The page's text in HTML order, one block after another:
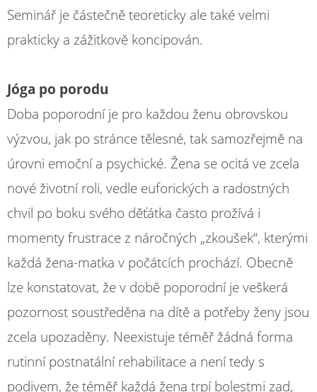
Seminář je částečně teoreticky ale také velmi
prakticky a zážitkově koncipován.
Jóga po porodu
Doba poporodní je pro každou ženu obrovskou
výzvou, jak po stránce tělesné, tak samozřejmě na
úrovni emoční a psychické. Žena se ocitá ve zcela
nové životní roli, vedle euforických a radostných
chvil po boku svého děťátka často prožívá i
momenty frustrace z náročných „zkoušek“, kterými
každá žena-matka v počátcích prochází. Obecně
lze konstatovat, že v době poporodní je veškerá
pozornost soustředěna na dítě a potřeby ženy jsou
zcela upozaděny. Neexistuje téměř žádná forma
rutinní postnatální rehabilitace a není tedy s
podivem, že téměř každá žena trpí bolestmi zad,